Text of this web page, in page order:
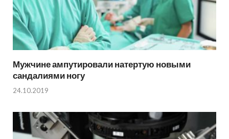
Мужчине ампутировали натертую новыми
сандалиями ногу
24.10.2019